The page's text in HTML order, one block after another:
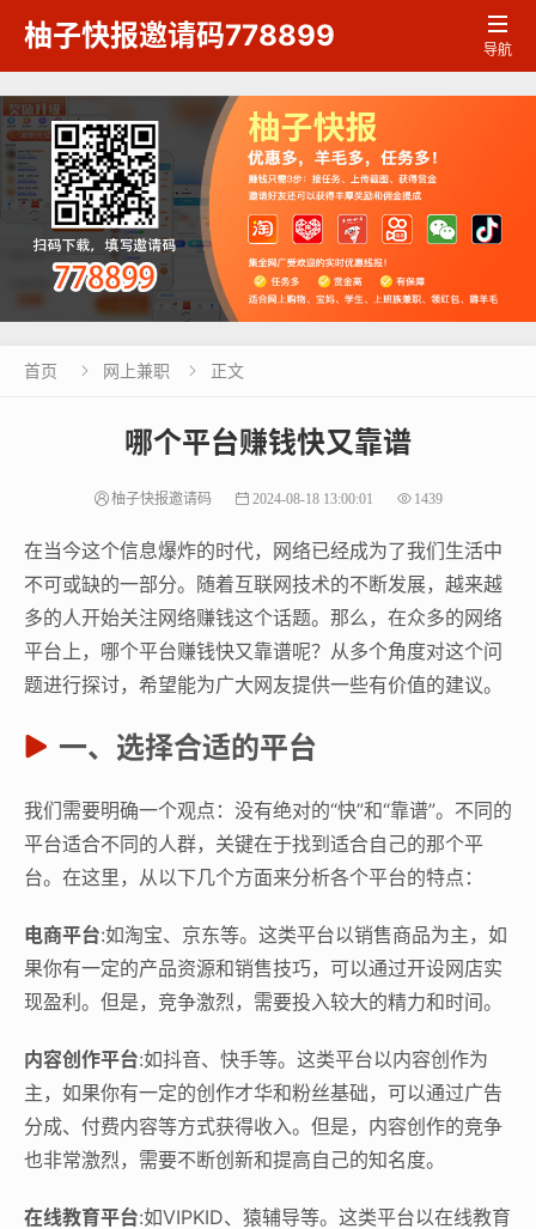
柚子快报邀请码778899 
导航
首页  网上兼职  正文
哪个平台赚钱快又靠谱
柚子快报邀请码 2024-08-18 13:00:01 1439
在当今这个信息爆炸的时代，网络已经成为了我们生活中
不可或缺的一部分。随着互联网技术的不断发展，越来越
多的人开始关注网络赚钱这个话题。那么，在众多的网络
平台上，哪个平台赚钱快又靠谱呢？从多个角度对这个问
题进行探讨，希望能为广大网友提供一些有价值的建议。
一、选择合适的平台
我们需要明确一个观点：没有绝对的“快”和“靠谱”。不同的
平台适合不同的人群，关键在于找到适合自己的那个平
台。在这里，从以下几个方面来分析各个平台的特点：
电商平台:如淘宝、京东等。这类平台以销售商品为主，如
果你有一定的产品资源和销售技巧，可以通过开设网店实
现盈利。但是，竞争激烈，需要投入较大的精力和时间。
内容创作平台:如抖音、快手等。这类平台以内容创作为
主，如果你有一定的创作才华和粉丝基础，可以通过广告
分成、付费内容等方式获得收入。但是，内容创作的竞争
也非常激烈，需要不断创新和提高自己的知名度。
在线教育平台:如VIPKID、猿辅导等。这类平台以在线教育